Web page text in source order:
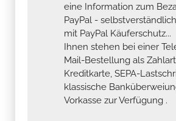
eine Information zum
PayPal -
mit PayPal Käuferschutz...
Ihnen stehen bei einer
Mail-Bestellung als
Kreditkarte, SEPA-
klassische
Vorkasse zur Verfügung .